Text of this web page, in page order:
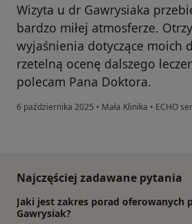
Wizyta u dr Gawrysiaka
bardzo miłej atmosferze.
wyjaśnienia dotyczące moich
rzetelną ocenę dalszego
polecam Pana Doktora.
6 października 2025 • Mała Klinika • ECHO
Najczęściej zadawane pytania
Jaki jest zakres porad oferowanych
Gawrysiak?